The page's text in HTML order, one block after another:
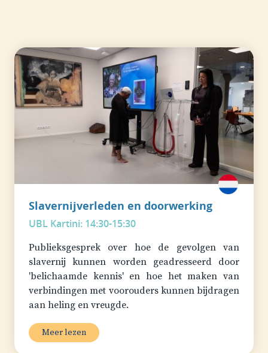
Slavernijverleden en doorwerking
UBL Kartini: 14:30-15:30
Publieksgesprek over hoe de gevolgen van
slavernij kunnen worden geadresseerd door
'belichaamde kennis' en hoe het maken van
verbindingen met voorouders kunnen bijdragen
aan heling en vreugde.
Meer lezen